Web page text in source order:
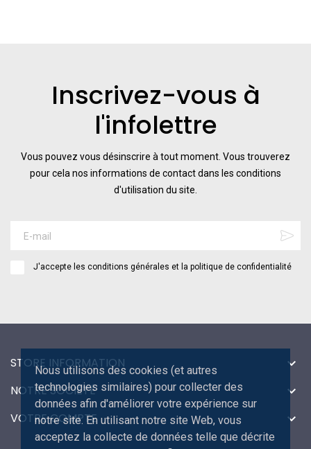
Nous utilisons des cookies (et autres
technologies similaires) pour collecter des
données afin d'améliorer votre expérience sur
notre site. En utilisant notre site Web, vous
acceptez la collecte de données telle que décrite
Inscrivez-vous à
l'infolettre
Vous pouvez vous désinscrire à tout moment. Vous trouverez
pour cela nos informations de contact dans les conditions
d'utilisation du site.
J'accepte les conditions générales et la politique de confidentialité
STORE INFORMATION 
NOTRE SOCIÉTÉ 
VOTRE COMPTE 